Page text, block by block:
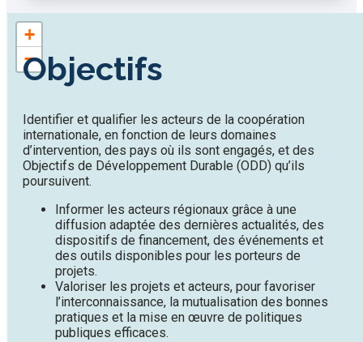
+
−
Objectifs
Identifier et qualifier les acteurs de la coopération
internationale, en fonction de leurs domaines
d’intervention, des pays où ils sont engagés, et des
Objectifs de Développement Durable (ODD) qu’ils
poursuivent.
Informer les acteurs régionaux grâce à une
diffusion adaptée des dernières actualités, des
dispositifs de financement, des événements et
des outils disponibles pour les porteurs de
projets.
Valoriser les projets et acteurs, pour favoriser
l’interconnaissance, la mutualisation des bonnes
pratiques et la mise en œuvre de politiques
publiques efficaces.